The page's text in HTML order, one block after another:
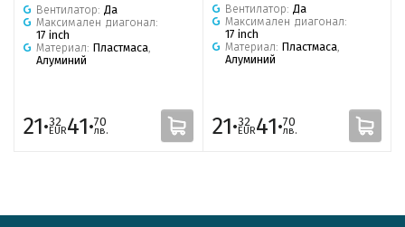
Вентилатор: Да
Максимален диагонал:
17 inch
Материал: Пластмаса
Алуминий
21·32
EUR41·70
лв.
Вентилатор: Да
Максимален диагонал:
17 inch
Материал: Пластмаса
Алуминий
21·32
EUR41·70
лв.